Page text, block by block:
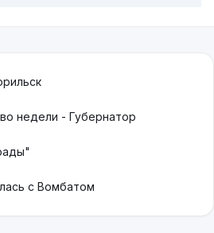
недели - Губернатор
с Вомбатом